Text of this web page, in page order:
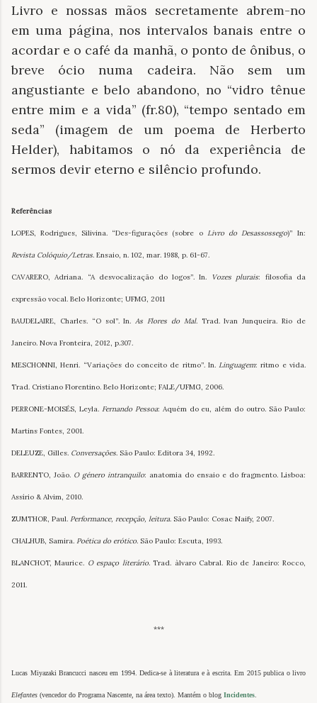
Livro e nossas mãos secretamente abrem-no
em uma página, nos intervalos banais entre o
acordar e o café da manhã, o ponto de ônibus, o
breve ócio numa cadeira. Não sem um
angustiante e belo abandono, no “vidro tênue
entre mim e a vida” (fr.80), “tempo sentado em
seda” (imagem de um poema de Herberto
Helder), habitamos o nó da experiência de
sermos devir eterno e silêncio profundo.
Referências
LOPES, Rodrigues, Silivina. “Des-figurações (sobre o Livro do Desassossego)” In:
Revista Colóquio/Letras. Ensaio, n. 102, mar. 1988, p. 61-67.
CAVARERO, Adriana. “A desvocalização do logos”. In. Vozes plurais: filosofia da
expressão vocal. Belo Horizonte; UFMG, 2011
BAUDELAIRE, Charles. “O sol”. In.As Flores do Mal. Trad. Ivan Junqueira. Rio de
Janeiro. Nova Fronteira, 2012, p.307.
MESCHONNI, Henri. “Variações do conceito de ritmo”. In.Linguagem: ritmo e vida.
Trad. Cristiano Florentino. Belo Horizonte; FALE/UFMG, 2006.
PERRONE-MOISÉS, Leyla. Fernando Pessoa: Aquém do eu, além do outro. São Paulo:
Martins Fontes, 2001.
DELEUZE, Gilles. Conversações. São Paulo: Editora 34, 1992.
BARRENTO, João. O género intranquilo: anatomia do ensaio e do fragmento. Lisboa:
Assírio & Alvim, 2010.
ZUMTHOR, Paul. Performance, recepção, leitura. São Paulo: Cosac Naify, 2007.
CHALHUB, Samira. Poética do erótico. São Paulo: Escuta, 1993.
BLANCHOT, Maurice. O espaço literário. Trad. àlvaro Cabral. Rio de Janeiro: Rocco,
2011.
***
Lucas Miyazaki Brancucci nasceu em 1994. Dedica-se à literatura e à escrita. Em 2015 publica o livro
Elefantes (vencedor do Programa Nascente, na área texto). Mantém o blog Incidentes